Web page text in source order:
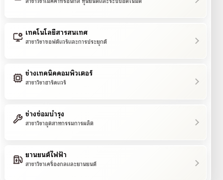
เทคโนโลยีสารสนเทศ
สาขาวิชาซอฟต์แวร์และการประยุกต์
ช่างเทคนิคคอมพิวเตอร์
สาขาวิชาฮาร์ดแวร์
ช่างซ่อมบำรุง
สาขาวิชาอุตสาหกรรมการผลิต
ยานยนต์ไฟฟ้า
สาขาวิชาเครื่องกลและยานยนต์